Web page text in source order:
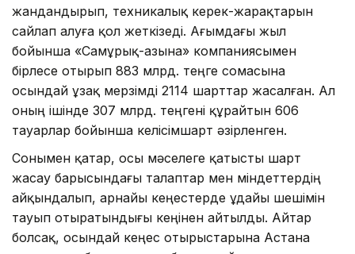
жандандырып, техникалық керек-жарақтарын
сайлап алуға қол жеткізеді. Ағымдағы жыл
бойынша «Самұрық-Қазына» компаниясымен
бірлесе отырып 883 млрд. теңге сомасына
осындай ұзақ мерзімді 2114 шарттар жасалған. Ал
оның ішінде 307 млрд. теңгені құрайтын 606
тауарлар бойынша келісімшарт әзірленген.
Сонымен қатар, осы мәсе­леге қатысты шарт
жасау бары­сындағы талаптар мен міндет­тердің
айқындалып, арнайы кеңес­терде ұдайы шешімін
тауып оты­ра­тындығы кеңінен айтылды. Айтар
болсақ, осындай кеңес отырыстарына Астана